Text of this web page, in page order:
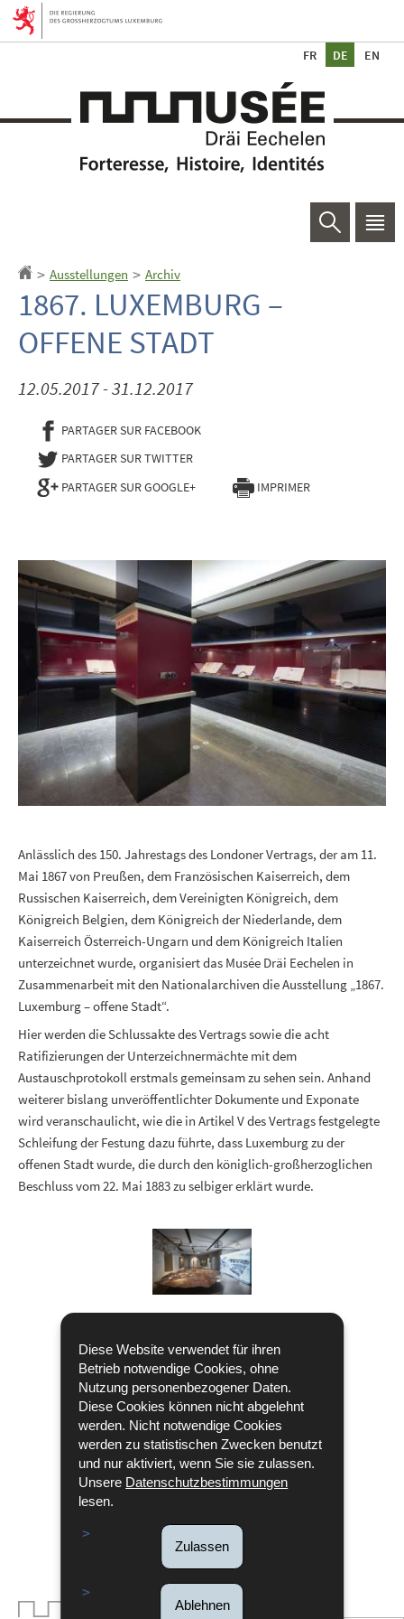
Diese Website verwendet für ihren
Betrieb notwendige Cookies, ohne
Nutzung personenbezogener Daten.
Diese Cookies können nicht abgelehnt
werden. Nicht notwendige Cookies
werden zu statistischen Zwecken benutzt
und nur aktiviert, wenn Sie sie zulassen.
Unsere Datenschutzbestimmungen
lesen.
Zulassen
Ablehnen
Zur
Navigation
Zum
Inhalt
Suchen
Startseite
> Ausstellungen > Archiv
1867. LUXEMBURG –
OFFENE STADT
12.05.2017 - 31.12.2017
PARTAGER SUR FACEBOOK- NOUVELLE FENÊTRE
PARTAGER SUR TWITTER- NOUVELLE FENÊTRE
PARTAGER SUR GOOGLE+
IMPRIMER
Anlässlich des 150. Jahrestags des Londoner Vertrags, der am 11.
Mai 1867 von Preußen, dem Französischen Kaiserreich, dem
Russischen Kaiserreich, dem Vereinigten Königreich, dem
Königreich Belgien, dem Königreich der Niederlande, dem
Kaiserreich Österreich-Ungarn und dem Königreich Italien
unterzeichnet wurde, organisiert das Musée Dräi Eechelen in
Zusammenarbeit mit den Nationalarchiven die Ausstellung „1867.
Luxemburg – offene Stadt“.
Hier werden die Schlussakte des Vertrags sowie die acht
Ratifizierungen der Unterzeichnermächte mit dem
Austauschprotokoll erstmals gemeinsam zu sehen sein. Anhand
weiterer bislang unveröffentlichter Dokumente und Exponate
wird veranschaulicht, wie die in Artikel V des Vertrags festgelegte
Schleifung der Festung dazu führte, dass Luxemburg zu der
offenen Stadt wurde, die durch den königlich-großherzoglichen
Beschluss vom 22. Mai 1883 zu selbiger erklärt wurde.